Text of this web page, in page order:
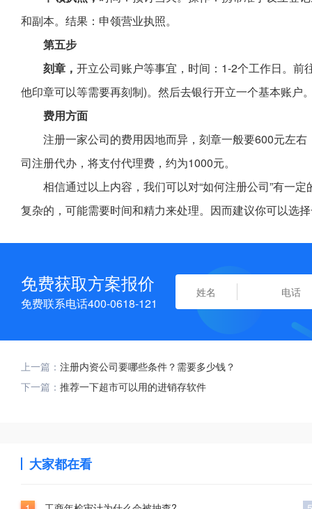
和副本。结果：申领营业执照。
第五步
刻章， 开立公司账户等事宜，时间：1-2个工作日。
他印章可以等需要再刻制)。然后去银行开立一个基本账户
费用方面
注册一家公司的费用因地而异，刻章一般要600元左
司注册代办，将支付代理费，约为1000元。
相信通过以上内容，我们可以对“如何注册公司”有一
复杂的，可能需要时间和精力来处理。因而建议你可以选
免费获取方案报价
免费联系电话400-0618-121
上一篇： 注册内资公司要哪些条件？需要多少钱？
下一篇： 推荐一下超市可以用的进销存软件
大家都在看